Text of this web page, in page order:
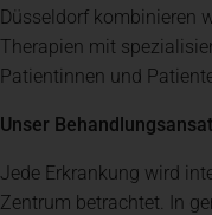
Düsseldorf kombinieren
Therapien mit
Patientinnen und
Unser
Jede Erkrankung wird
Zentrum betrachtet. In